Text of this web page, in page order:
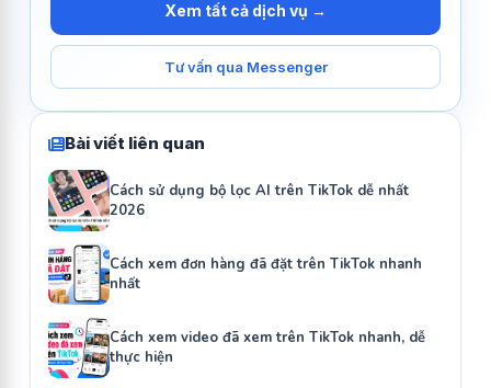
Xem tất cả dịch vụ →
Tư vấn qua Messenger
Bài viết liên quan
Cách sử dụng bộ lọc AI trên TikTok dễ nhất
2026
Cách xem đơn hàng đã đặt trên TikTok nhanh
nhất
Cách xem video đã xem trên TikTok nhanh, dễ
thực hiện